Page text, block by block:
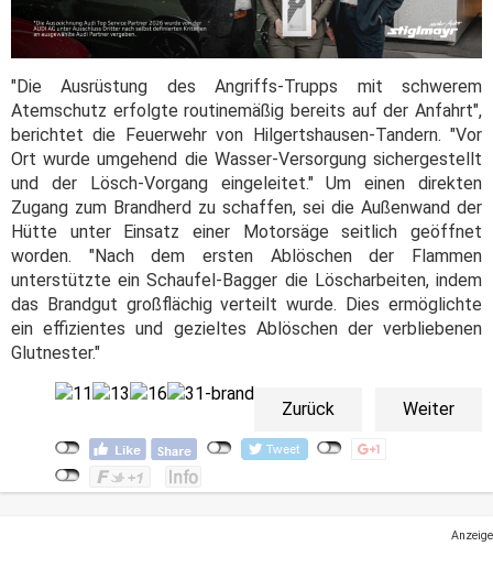
"Die Ausrüstung des Angriffs-Trupps mit schwerem
Atemschutz erfolgte routinemäßig bereits auf der Anfahrt",
berichtet die Feuerwehr von Hilgertshausen-Tandern. "Vor
Ort wurde umgehend die Wasser-Versorgung sichergestellt
und der Lösch-Vorgang eingeleitet." Um einen direkten
Zugang zum Brandherd zu schaffen, sei die Außenwand der
Hütte unter Einsatz einer Motorsäge seitlich geöffnet
worden. "Nach dem ersten Ablöschen der Flammen
unterstützte ein Schaufel-Bagger die Löscharbeiten, indem
das Brandgut großflächig verteilt wurde. Dies ermöglichte
ein effizientes und gezieltes Ablöschen der verbliebenen
Glutnester."
Zurück Weiter
Anzeige